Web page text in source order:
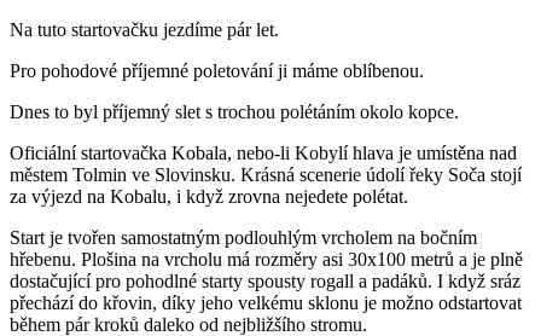
Na tuto startovačku jezdíme pár let.
Pro pohodové příjemné poletování ji máme oblíbenou.
Dnes to byl příjemný slet s trochou polétáním okolo kopce.
Oficiální startovačka Kobala, nebo-li Kobylí hlava je umístěna nad
městem Tolmin ve Slovinsku. Krásná scenerie údolí řeky Soča stojí
za výjezd na Kobalu, i když zrovna nejedete polétat.
Start je tvořen samostatným podlouhlým vrcholem na bočním
hřebenu. Plošina na vrcholu má rozměry asi 30x100 metrů a je plně
dostačující pro pohodlné starty spousty rogall a padáků. I když sráz
přechází do křovin, díky jeho velkému sklonu je možno odstartovat
během pár kroků daleko od nejbližšího stromu.